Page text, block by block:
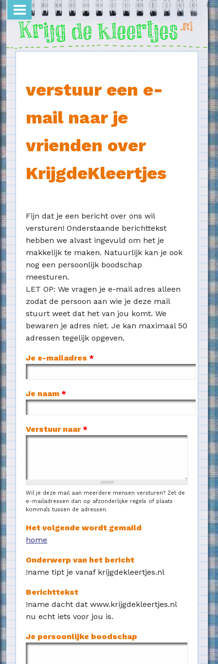
Overslaan en naar de inhoud gaan
verstuur een e-
mail naar je
vrienden over
KrijgdeKleertjes
Fijn dat je een bericht over ons wil
versturen! Onderstaande berichttekst
hebben we alvast ingevuld om het je
makkelijk te maken. Natuurlijk kan je ook
nog een persoonlijk boodschap
meesturen.
LET OP: We vragen je e-mail adres alleen
zodat de persoon aan wie je deze mail
stuurt weet dat het van jou komt. We
bewaren je adres niet. Je kan maximaal 50
adressen tegelijk opgeven.
Je e-mailadres *
Je naam *
Verstuur naar *
Wil je deze mail aan meerdere mensen versturen? Zet de
e-mailadressen dan op afzonderlijke regels of plaats
komma’s tussen de adressen.
Het volgende wordt gemaild
home
Onderwerp van het bericht
!name tipt je vanaf krijgdekleertjes.nl
Berichttekst
!name dacht dat www.krijgdekleertjes.nl
nu echt iets voor jou is.
Je persoonlijke boodschap